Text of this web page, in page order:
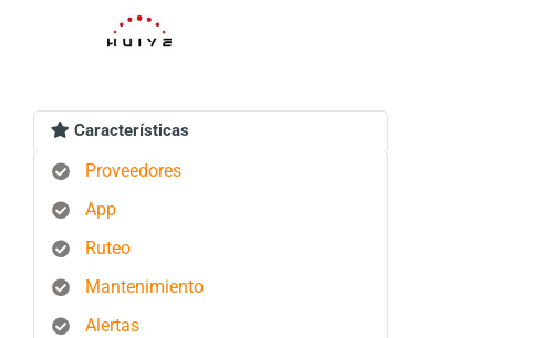
Características
Proveedores
App
Ruteo
Mantenimiento
Alertas